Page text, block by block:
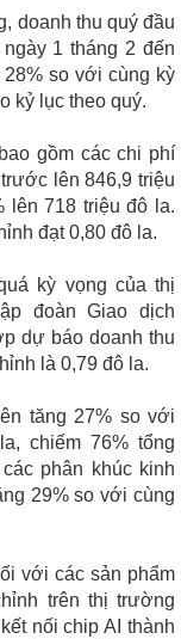
doanh thu quý đầu
1 tháng 2 đến
28% so với cùng kỳ
kỷ lục theo quý.
gồm các chi phí
lên 846,9 triệu
lên 718 triệu đô la.
đạt 0,80 đô la.
kỳ vọng của thị
đoàn Giao dịch
dự báo doanh thu
là 0,79 đô la.
tăng 27% so với
chiếm 76% tổng
phân khúc kinh
29% so với cùng
với các sản phẩm
trên thị trường
nối chip AI thành